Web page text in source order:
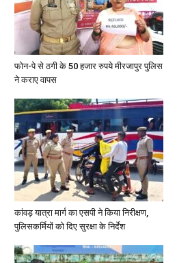
फोन-पे से ठगी के 50 हजार रुपये मीरजापुर पुलिस
ने कराए वापस
कांवड़ यात्रा मार्ग का एसपी ने किया निरीक्षण,
पुलिसकर्मियों को दिए सुरक्षा के निर्देश